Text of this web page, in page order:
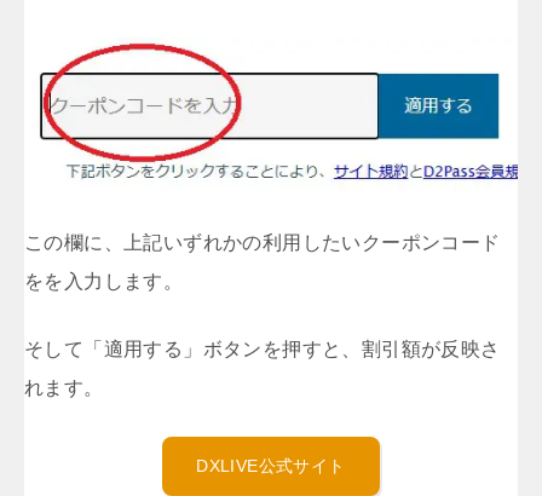
この欄に、上記いずれかの利用したいクーポンコード
をを入力します。
そして「適用する」ボタンを押すと、割引額が反映さ
れます。
DXLIVE公式サイト